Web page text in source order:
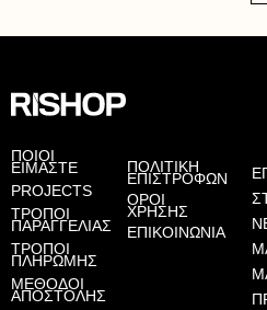
ΠΟΙΟΙ
ΕΙΜΑΣΤΕ
PROJECTS
ΤΡΟΠΟΙ
ΠΑΡΑΓΓΕΛΙΑΣ
ΤΡΟΠΟΙ
ΠΛΗΡΩΜΗΣ
ΜΕΘΟΔΟΙ
ΑΠΟΣΤΟΛΗΣ
ΠΟΛΙΤΙΚΗ
ΕΠΙΣΤΡΟΦΩΝ
ΟΡΟΙ
ΧΡΗΣΗΣ
ΕΠΙΚΟΙΝΩΝΙΑ